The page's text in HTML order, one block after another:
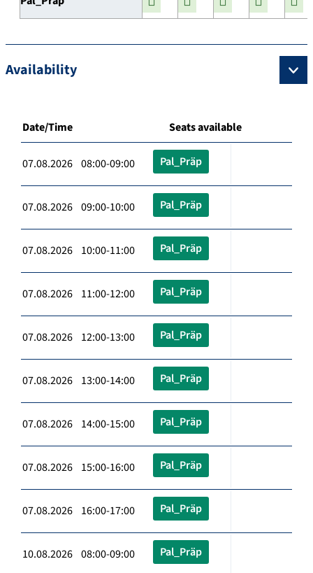
Availability
Date/Time Seats available
07.08.2026 08:00-09:00 Pal_Präp
07.08.2026 09:00-10:00 Pal_Präp
07.08.2026 10:00-11:00 Pal_Präp
07.08.2026 11:00-12:00 Pal_Präp
07.08.2026 12:00-13:00 Pal_Präp
07.08.2026 13:00-14:00 Pal_Präp
07.08.2026 14:00-15:00 Pal_Präp
07.08.2026 15:00-16:00 Pal_Präp
07.08.2026 16:00-17:00 Pal_Präp
10.08.2026 08:00-09:00 Pal_Präp